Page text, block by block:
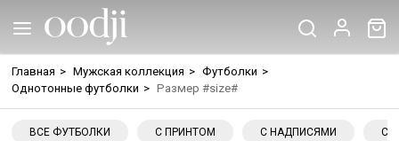
Главная > Мужская коллекция > Футболки >
Однотонные футболки > Размер #size#
ВСЕ ФУТБОЛКИ С ПРИНТОМ С НАДПИСЯМИ С